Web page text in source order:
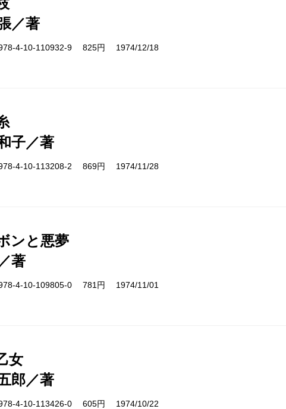
／著
4-10-110932-9 825円 1974/12/18
子／著
4-10-113208-2 869円 1974/11/28
ンと悪夢
著
4-10-109805-0 781円 1974/11/01
女
郎／著
4-10-113426-0 605円 1974/10/22